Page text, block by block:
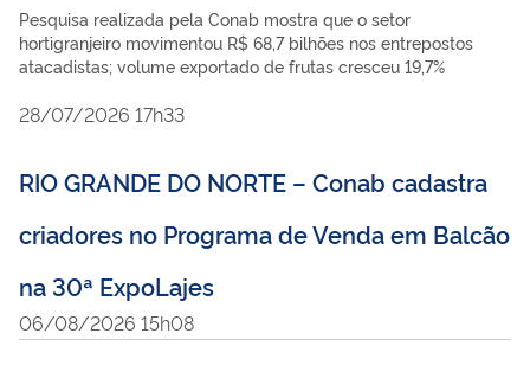
Pesquisa realizada pela Conab mostra que o setor
hortigranjeiro movimentou R$ 68,7 bilhões nos entrepostos
atacadistas; volume exportado de frutas cresceu 19,7%
28/07/2026 17h33
RIO GRANDE DO NORTE – Conab cadastra
criadores no Programa de Venda em Balcão
na 30ª ExpoLajes
06/08/2026 15h08